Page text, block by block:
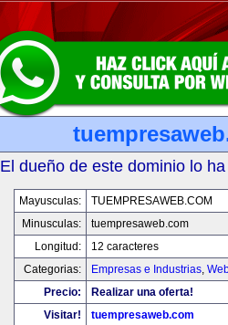
El dueño de este dominio lo
Mayusculas:
TUEMPRESAWEB.COM
Minusculas:
tuempresaweb.com
Longitud:
12 caracteres
Categorias:
Empresas e Industrias,
Precio:
Realizar una oferta!
Visitar!
tuempresaweb.com